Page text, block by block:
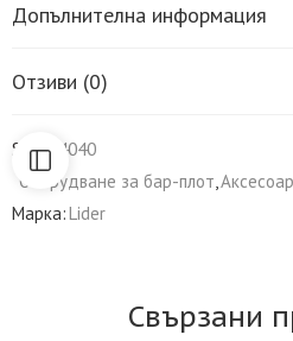
Допълнителна информация
Отзиви (0)
SKU:L4040
Оборудване за бар-плот,
Марка:Lider
Свързани